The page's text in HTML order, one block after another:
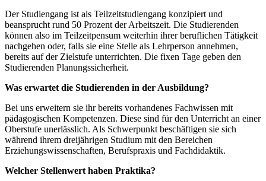
Der Studiengang ist als Teilzeitstudiengang konzipiert und
beansprucht rund 50 Prozent der Arbeitszeit. Die Studierenden
können also im Teilzeitpensum weiterhin ihrer beruflichen Tätigkeit
nachgehen oder, falls sie eine Stelle als Lehrperson annehmen,
bereits auf der Zielstufe unterrichten. Die fixen Tage geben den
Studierenden Planungssicherheit.
Was erwartet die Studierenden in der Ausbildung?
Bei uns erweitern sie ihr bereits vorhandenes Fachwissen mit
pädagogischen Kompetenzen. Diese sind für den Unterricht an einer
Oberstufe unerlässlich. Als Schwerpunkt beschäftigen sie sich
während ihrem dreijährigen Studium mit den Bereichen
Erziehungswissenschaften, Berufspraxis und Fachdidaktik.
Welcher Stellenwert haben Praktika?